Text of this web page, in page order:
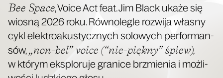
Bee Spa­ce, Voice Act feat. Jim Black uka­że się
wio­sną 2026 roku. Rów­no­le­gle roz­wi­ja wła­sny
cykl elek­tro­aku­stycz­nych solo­wych per­for­man­
sów,„non-bel” voice (“nie-pięk­ny” śpiew),
w któ­rym eks­plo­ru­je gra­ni­ce brzmie­nia i moż­li­